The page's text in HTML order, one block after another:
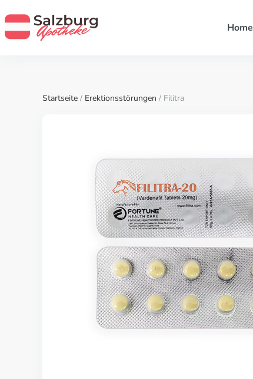
Home
Startseite / Erektionsstörungen / Filitra